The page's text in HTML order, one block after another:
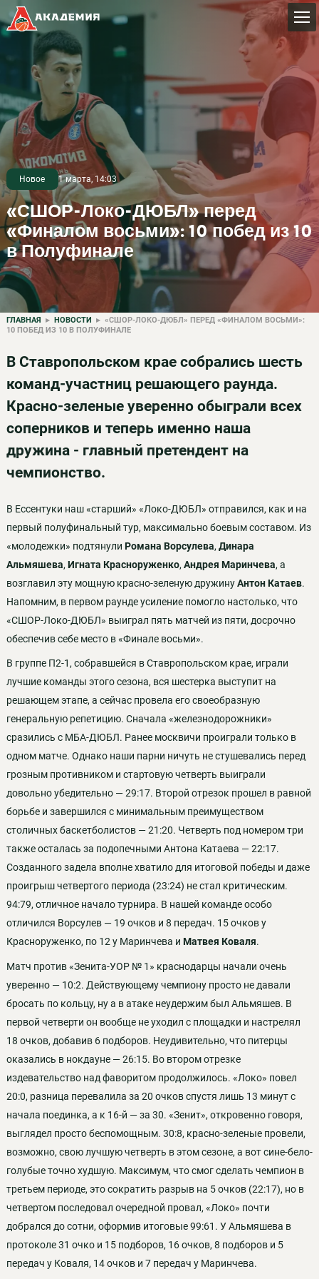
Новое 1 марта, 14:03
«СШОР-Локо-ДЮБЛ» перед
«Финалом восьми»: 10 побед из 10
в Полуфинале
ГЛАВНАЯ ▸ НОВОСТИ ▸ «СШОР-ЛОКО-ДЮБЛ» ПЕРЕД «ФИНАЛОМ ВОСЬМИ»:
10 ПОБЕД ИЗ 10 В ПОЛУФИНАЛЕ
В Ставропольском крае собрались шесть
команд-участниц решающего раунда.
Красно-зеленые уверенно обыграли всех
соперников и теперь именно наша
дружина - главный претендент на
чемпионство.
В Ессентуки наш «старший» «Локо-ДЮБЛ» отправился, как и на
первый полуфинальный тур, максимально боевым составом. Из
«молодежки» подтянули Романа Ворсулева, Динара
Альмяшева, Игната Красноруженко, Андрея Маринчева, а
возглавил эту мощную красно-зеленую дружинуАнтон Катаев.
Напомним, в первом раунде усиление помогло настолько, что
«СШОР-Локо-ДЮБЛ» выиграл пять матчей из пяти, досрочно
обеспечив себе место в «Финале восьми».
В группе П2-1, собравшейся в Ставропольском крае, играли
лучшие команды этого сезона, вся шестерка выступит на
решающем этапе, а сейчас провела его своеобразную
генеральную репетицию. Сначала «железнодорожники»
сразились с МБА-ДЮБЛ. Ранее москвичи проиграли только в
одном матче. Однако наши парни ничуть не стушевались перед
грозным противником и стартовую четверть выиграли
довольно убедительно — 29:17. Второй отрезок прошел в равной
борьбе и завершился с минимальным преимуществом
столичных баскетболистов — 21:20. Четверть под номером три
также осталась за подопечными Антона Катаева — 22:17.
Созданного задела вполне хватило для итоговой победы и даже
проигрыш четвертого периода (23:24) не стал критическим.
94:79, отличное начало турнира. В нашей команде особо
отличился Ворсулев — 19 очков и 8 передач. 15 очков у
Красноруженко, по 12 у Маринчева и Матвея Коваля.
Матч против «Зенита-УОР № 1» краснодарцы начали очень
уверенно — 10:2. Действующему чемпиону просто не давали
бросать по кольцу, ну а в атаке неудержим был Альмяшев. В
первой четверти он вообще не уходил с площадки и настрелял
18 очков, добавив 6 подборов. Неудивительно, что питерцы
оказались в нокдауне — 26:15. Во втором отрезке
издевательство над фаворитом продолжилось. «Локо» повел
20:0, разница перевалила за 20 очков спустя лишь 13 минут с
начала поединка, а к 16-й — за 30. «Зенит», откровенно говоря,
выглядел просто беспомощным. 30:8, красно-зеленые провели,
возможно, свою лучшую четверть в этом сезоне, а вот сине-бело-
голубые точно худшую. Максимум, что смог сделать чемпион в
третьем периоде, это сократить разрыв на 5 очков (22:17), но в
четвертом последовал очередной провал, «Локо» почти
добрался до сотни, оформив итоговые 99:61. У Альмяшева в
протоколе 31 очко и 15 подборов, 16 очков, 8 подборов и 5
передач у Коваля, 14 очков и 7 передач у Маринчева.